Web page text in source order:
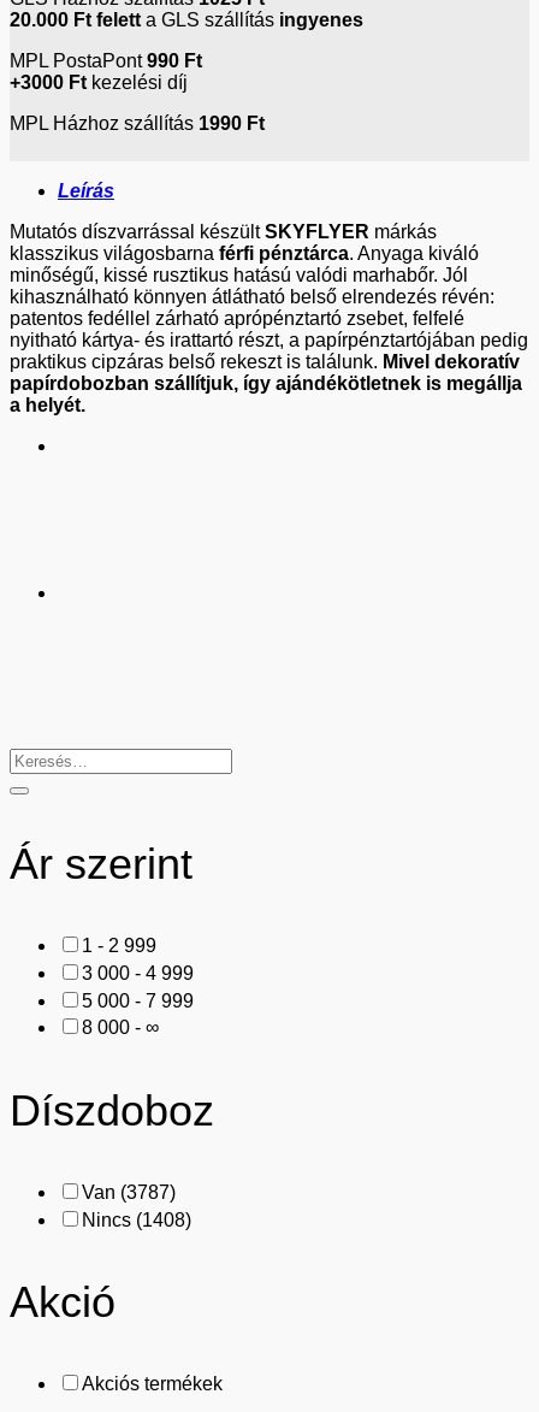
20.000 Ft felett a GLS szállítás ingyenes
MPL PostaPont990 Ft
+3000 Ft kezelési díj
MPL Házhoz szállítás 1990 Ft
Leírás
Mutatós díszvarrással készültSKYFLYER márkás
klasszikus világosbarna férfi pénztárca. Anyaga kiváló
minőségű, kissé rusztikus hatású valódi marhabőr. Jól
kihasználható könnyen átlátható belső elrendezés révén:
patentos fedéllel zárható aprópénztartó zsebet, felfelé
nyitható kártya- és irattartó részt, a papírpénztartójában pedig
praktikus cipzáras belső rekeszt is találunk. Mivel dekoratív
papírdobozban szállítjuk, így ajándékötletnek is megállja
a helyét.
Ár szerint
1 - 2 999
3 000 - 4 999
5 000 - 7 999
8 000 - ∞
Díszdoboz
Van (3787)
Nincs (1408)
Akció
Akciós termékek